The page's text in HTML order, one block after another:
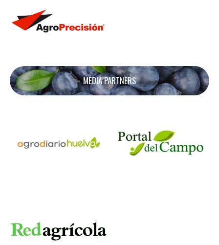
MEDIA PARTNERS